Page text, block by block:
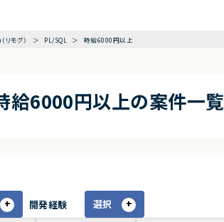
モグ） PL/SQL 時給6000円以上
6000円以上の案件一覧
開発経験
選択